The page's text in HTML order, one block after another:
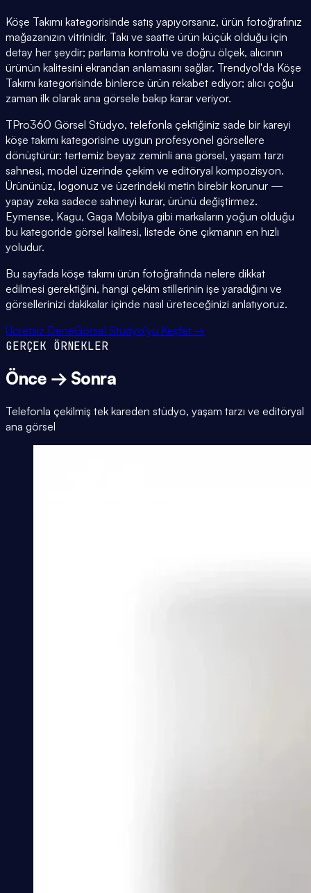
Köşe Takımı kategorisinde satış yapıyorsanız, ürün fotoğrafınız
mağazanızın vitrinidir. Takı ve saatte ürün küçük olduğu için
detay her şeydir; parlama kontrolü ve doğru ölçek, alıcının
ürünün kalitesini ekrandan anlamasını sağlar. Trendyol'da Köşe
Takımı kategorisinde binlerce ürün rekabet ediyor; alıcı çoğu
zaman ilk olarak ana görsele bakıp karar veriyor.
TPro360 Görsel Stüdyo, telefonla çektiğiniz sade bir kareyi
köşe takımı kategorisine uygun profesyonel görsellere
dönüştürür: tertemiz beyaz zeminli ana görsel, yaşam tarzı
sahnesi, model üzerinde çekim ve editöryal kompozisyon.
Ürününüz, logonuz ve üzerindeki metin birebir korunur —
yapay zeka sadece sahneyi kurar, ürünü değiştirmez.
Eymense, Kagu, Gaga Mobilya gibi markaların yoğun olduğu
bu kategoride görsel kalitesi, listede öne çıkmanın en hızlı
yoludur.
Bu sayfada köşe takımı ürün fotoğrafında nelere dikkat
edilmesi gerektiğini, hangi çekim stillerinin işe yaradığını ve
görsellerinizi dakikalar içinde nasıl üreteceğinizi anlatıyoruz.
Ücretsiz DeneGörsel Stüdyo'yu Keşfet →
GERÇEK ÖRNEKLER
Önce → Sonra
Telefonla çekilmiş tek kareden stüdyo, yaşam tarzı ve editöryal
ana görsel